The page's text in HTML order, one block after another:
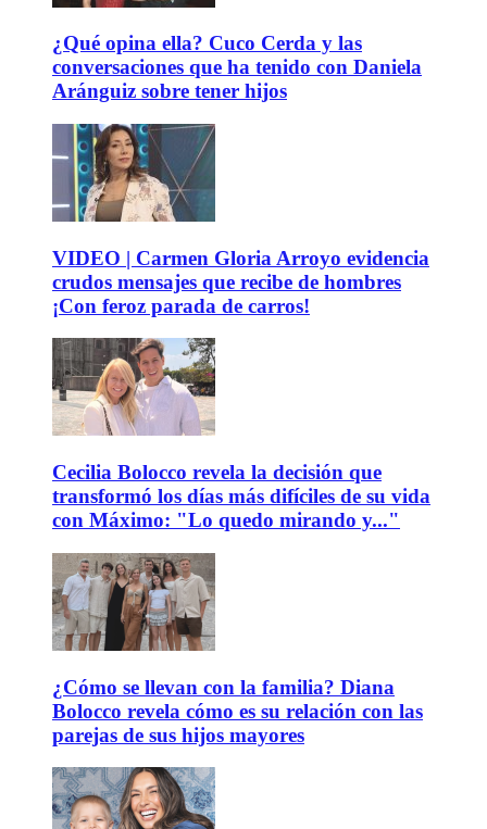
¿Qué opina ella? Cuco Cerda y las
conversaciones que ha tenido con Daniela
Aránguiz sobre tener hijos
VIDEO | Carmen Gloria Arroyo evidencia
crudos mensajes que recibe de hombres
¡Con feroz parada de carros!
Cecilia Bolocco revela la decisión que
transformó los días más difíciles de su vida
con Máximo: "Lo quedo mirando y..."
¿Cómo se llevan con la familia? Diana
Bolocco revela cómo es su relación con las
parejas de sus hijos mayores